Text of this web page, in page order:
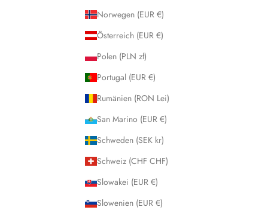
Norwegen (EUR €)
Österreich (EUR €)
Polen (PLN zł)
Portugal (EUR €)
Rumänien (RON Lei)
San Marino (EUR €)
Schweden (SEK kr)
Schweiz (CHF CHF)
Slowakei (EUR €)
Slowenien (EUR €)